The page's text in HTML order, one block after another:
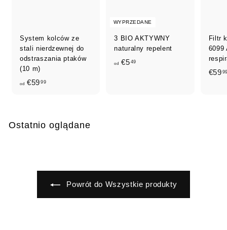
System kolców ze
stali nierdzewnej do
odstraszania ptaków
(10 m)
od €59 99o
9
WYPRZEDANE
3 BIO AKTYWNY
naturalny repelent
od €5 49o
Filtr
6099
€59
Ostatnio oglądane
Powrót do Wszystkie produkty